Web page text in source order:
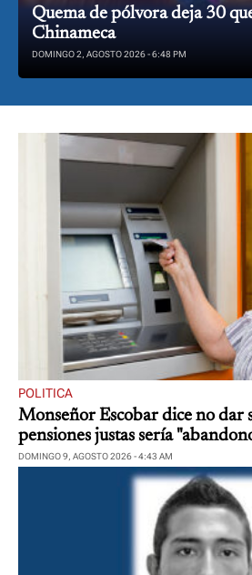
Quema de pólvora deja 30
Chinameca
DOMINGO 2, AGOSTO 2026 - 6:48 PM
POLITICA
Monseñor Escobar dice no dar
pensiones justas sería
DOMINGO 9, AGOSTO 2026 - 4:43 AM